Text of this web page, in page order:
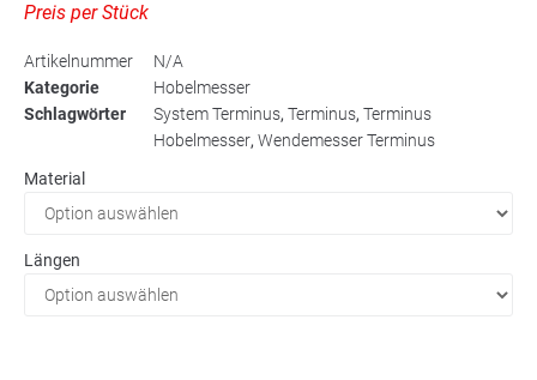
Preis per Stück
Artikelnummer
N/A
Kategorie
Hobelmesser
Schlagwörter
System Terminus, Terminus, Terminus
Hobelmesser, Wendemesser Terminus
Material
Längen